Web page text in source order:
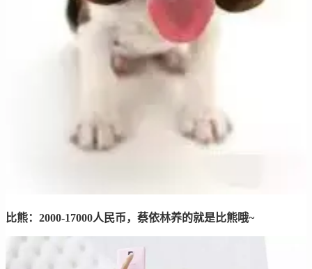
比熊：2000-17000人民币，蔡依林养的就是比熊哦~